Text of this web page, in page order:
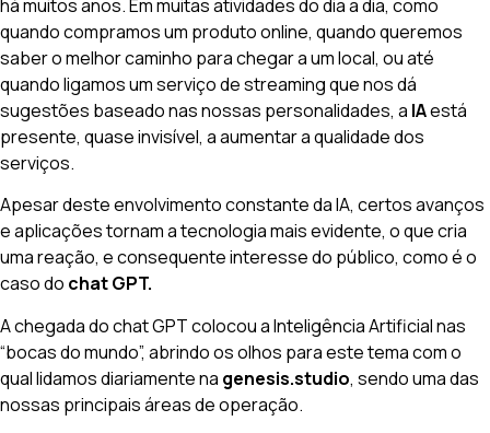
há muitos anos. Em muitas atividades do dia a dia, como
quando compramos um produto online, quando queremos
saber o melhor caminho para chegar a um local, ou até
quando ligamos um serviço de streaming que nos dá
sugestões baseado nas nossas personalidades, a IAestá
presente, quase invisível, a aumentar a qualidade dos
serviços.
Apesar deste envolvimento constante da IA, certos avanços
e aplicações tornam a tecnologia mais evidente, o que cria
uma reação, e consequente interesse do público, como é o
caso do chat GPT.
A chegada do chat GPT colocou a Inteligência Artificial nas
“bocas do mundo”, abrindo os olhos para este tema com o
qual lidamos diariamente na genesis.studio, sendo uma das
nossas principais áreas de operação.